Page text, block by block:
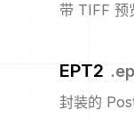
带 TIFF 预
EPT2 .
封装的